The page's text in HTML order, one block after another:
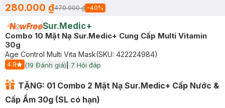
280.000 ₫470.000 ₫ -40%
Sur.Medic+
Combo 10 Mặt Nạ Sur.Medic+ Cung Cấp Multi Vitamin
30g
Age Control Multi Vita Mask(SKU: 422224984)
4.9
Start Icon
(19 Đánh giá) 7 Hỏi đáp
TẶNG: 01 Combo 2 Mặt Nạ Sur.Medic+ Cấp Nước &
Cấp Ẩm 30g (SL có hạn)